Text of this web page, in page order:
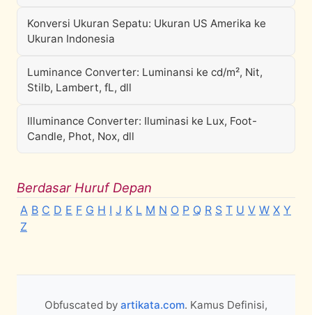
Konversi Ukuran Sepatu: Ukuran US Amerika ke
Ukuran Indonesia
Luminance Converter: Luminansi ke cd/m², Nit,
Stilb, Lambert, fL, dll
Illuminance Converter: Iluminasi ke Lux, Foot-
Candle, Phot, Nox, dll
Berdasar Huruf Depan
A B C D E F G H I J K L M N O P Q R S T U V W X Y
Z
Obfuscated by artikata.com. Kamus Definisi,